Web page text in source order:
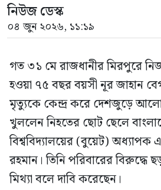
নিউজ ডেস্ক
০৪ জুন ২০২৬, ১১:১৯
গত ৩১ মে রাজধানীর মিরপুরে
হওয়া ৭৫ বছর বয়সী নূর জাহান
মৃত্যুকে কেন্দ্র করে দেশজুড়ে
খুললেন নিহতের ছোট ছেলে
বিশ্ববিদ্যালয়ের (বুয়েট)
রহমান। তিনি পরিবারের বিরুদ্ধে
মিথ্যা বলে দাবি করেছেন।